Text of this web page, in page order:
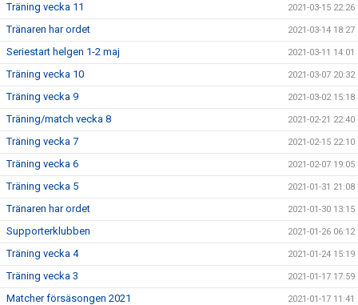
Träning vecka 11 2021-03-15 22:26
Tränaren har ordet 2021-03-14 18:27
Seriestart helgen 1-2 maj 2021-03-11 14:01
Träning vecka 10 2021-03-07 20:32
Träning vecka 9 2021-03-02 15:18
Träning/match vecka 8 2021-02-21 22:40
Träning vecka 7 2021-02-15 22:10
Träning vecka 6 2021-02-07 19:05
Träning vecka 5 2021-01-31 21:08
Tränaren har ordet 2021-01-30 13:15
Supporterklubben 2021-01-26 06:12
Träning vecka 4 2021-01-24 15:19
Träning vecka 3 2021-01-17 17:59
Matcher försäsongen 2021 2021-01-17 11:41